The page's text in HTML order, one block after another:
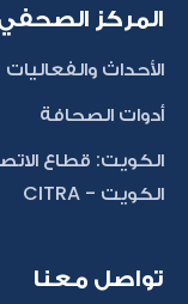
المركز
الأحداث والفعاليات
أدوات الصحافة
الكويت: قطاع
الكويت - CITRA
تواصل معنا